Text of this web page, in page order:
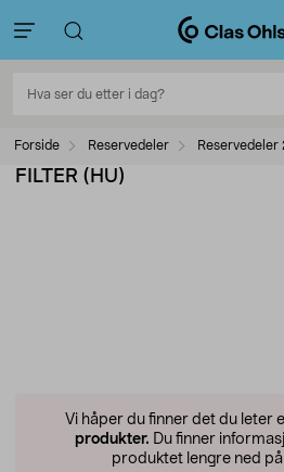
Forside Reservedeler Reservedeler
FILTER (HU)
Vi håper du finner det du leter
produkter. Du finner
produktet lengre ned på